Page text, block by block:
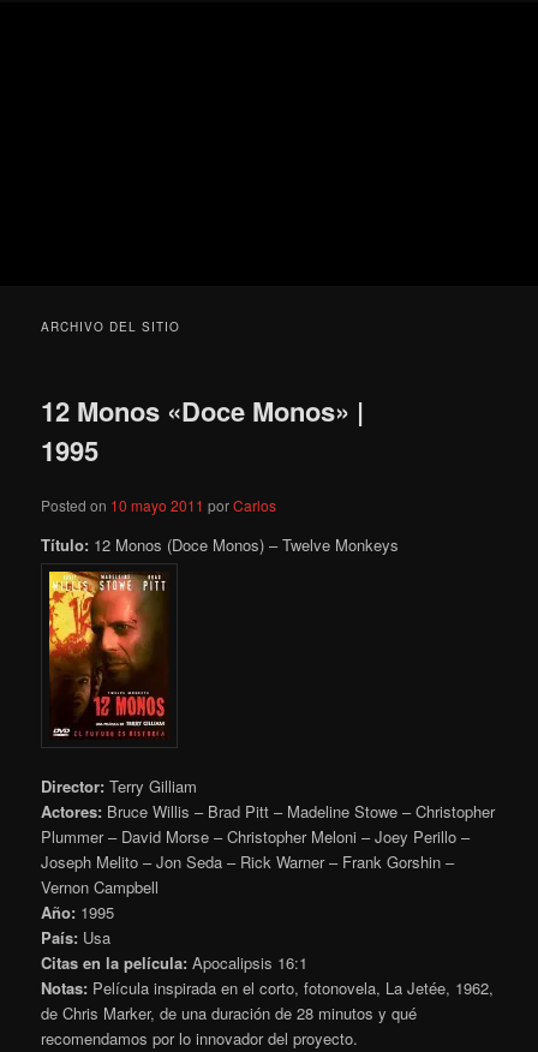
ARCHIVO DEL SITIO
12 Monos «Doce Monos» |
1995
Posted on 10 mayo 2011 porCarlos
Título: 12 Monos (Doce Monos) – Twelve Monkeys
Director: Terry Gilliam
Actores: Bruce Willis – Brad Pitt – Madeline Stowe – Christopher
Plummer – David Morse – Christopher Meloni – Joey Perillo –
Joseph Melito – Jon Seda – Rick Warner – Frank Gorshin –
Vernon Campbell
Año: 1995
País: Usa
Citas en la película: Apocalipsis 16:1
Notas: Película inspirada en el corto, fotonovela, La Jetée, 1962,
de Chris Marker, de una duración de 28 minutos y qué
recomendamos por lo innovador del proyecto.